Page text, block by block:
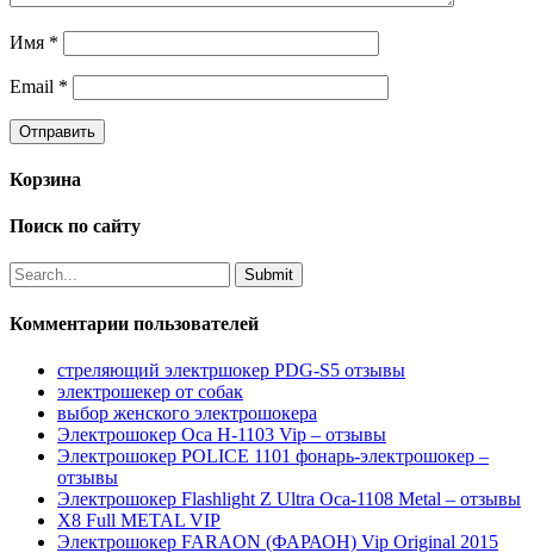
Имя *
Email *
Корзина
Поиск по сайту
Комментарии пользователей
стреляющий электршокер PDG-S5 отзывы
электрошекер от собак
выбор женского электрошокера
Электрошокер Оса H-1103 Vip – отзывы
Электрошокер POLICE 1101 фонарь-электрошокер –
отзывы
Электрошокер Flashlight Z Ultra Оса-1108 Metal – отзывы
Х8 Full METAL VIP
Электрошокер FARAON (ФАРАОН) Vip Original 2015